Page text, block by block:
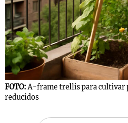
FOTO:A-frame trellis para cultivar
reducidos